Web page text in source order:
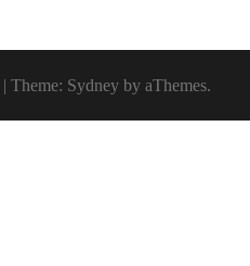
| Theme: Sydney by aThemes.